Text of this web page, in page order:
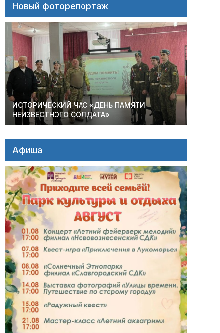
Новый фоторепортаж
ИСТОРИЧЕСКИЙ ЧАС «ДЕНЬ ПАМЯТИ
НЕИЗВЕСТНОГО СОЛДАТА»
Афиша